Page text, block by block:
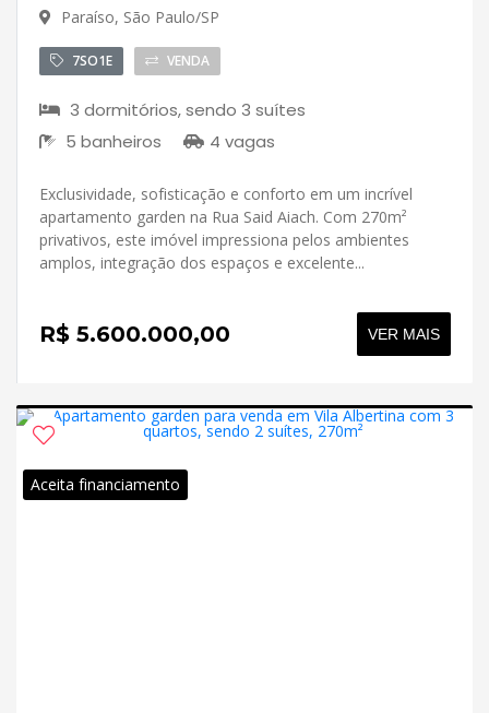
Paraíso, São Paulo/SP
7SO1E VENDA
3 dormitórios, sendo 3 suítes
5 banheiros
4 vagas
Exclusividade, sofisticação e conforto em um incrível
apartamento garden na Rua Said Aiach. Com 270m²
privativos, este imóvel impressiona pelos ambientes
amplos, integração dos espaços e excelente...
R$ 5.600.000,00 VER MAIS
Aceita financiamento